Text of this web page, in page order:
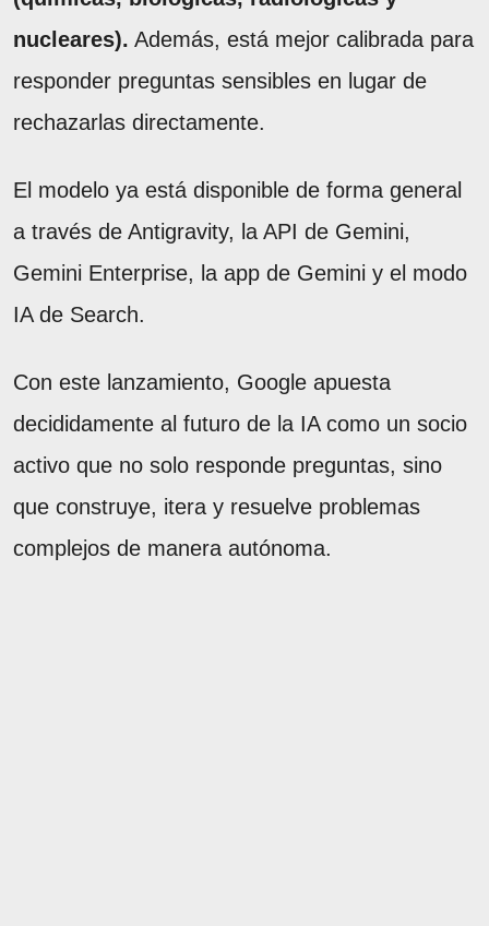
nucleares). Además, está mejor calibrada para
responder preguntas sensibles en lugar de
rechazarlas directamente.
El modelo ya está disponible de forma general
a través de Antigravity, la API de Gemini,
Gemini Enterprise, la app de Gemini y el modo
IA de Search.
Con este lanzamiento, Google apuesta
decididamente al futuro de la IA como un socio
activo que no solo responde preguntas, sino
que construye, itera y resuelve problemas
complejos de manera autónoma.